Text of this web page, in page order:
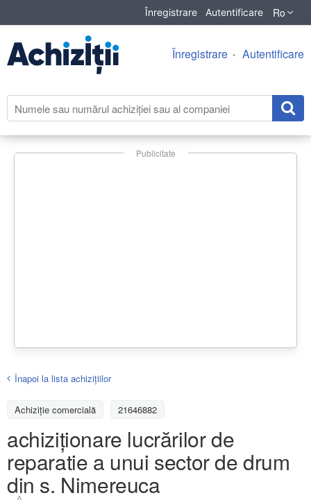
Înregistrare Autentificare Ro
Înregistrare Autentificare
Publicitate
Înapoi la lista achiziţiilor
Achizițiе comercială 21646882
achiziționare lucrărilor de
reparatie a unui sector de drum
din s. Nimereuca